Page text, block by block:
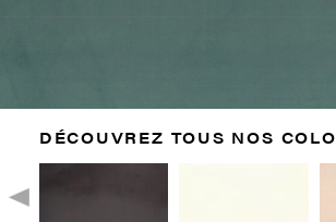
DÉCOUVREZ TOUS NOS